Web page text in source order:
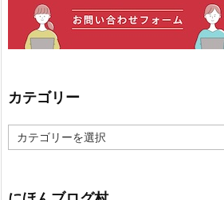
カテゴリー
テ
ー